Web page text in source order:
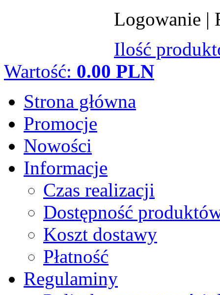
Logowanie |
Ilość
Wartość: 0.00 PLN
Strona główna
Promocje
Nowości
Informacje
Czas realizacji
Dostępność
Koszt dostawy
Płatność
Regulaminy